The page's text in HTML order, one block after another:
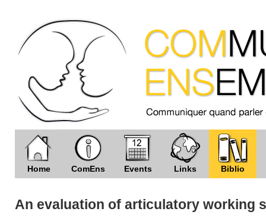
Home ComEns Events Links Biblio
An evaluation of articulatory working